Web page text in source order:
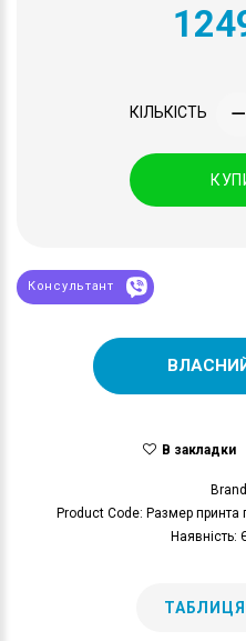
КІЛЬКІСТЬ
Консультант
В закладки
Product Code: Размер
Наявність:
ТАБЛИЦЯ